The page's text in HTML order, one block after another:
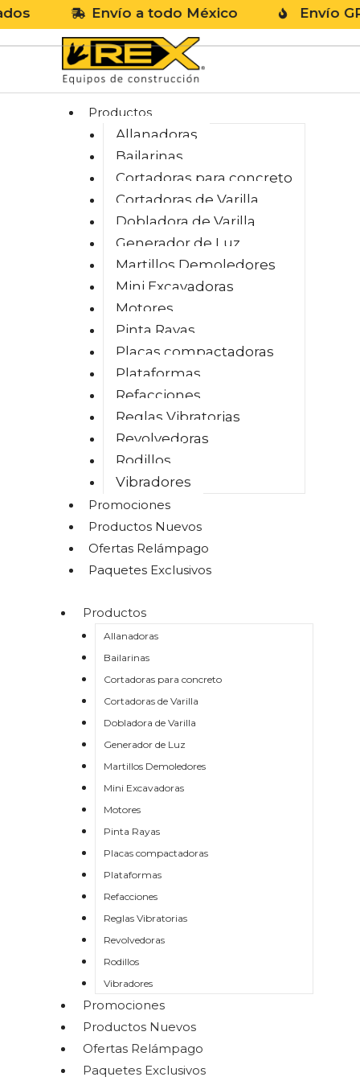
Envío a todo México Envío
Productos
Allanadoras
Bailarinas
Cortadoras para concreto
Cortadoras de Varilla
Dobladora de Varilla
Generador de Luz
Martillos Demoledores
Mini Excavadoras
Motores
Pinta Rayas
Placas compactadoras
Plataformas
Refacciones
Reglas Vibratorias
Revolvedoras
Rodillos
Vibradores
Promociones
Productos Nuevos
Ofertas Relámpago
Paquetes Exclusivos
Productos
Allanadoras
Bailarinas
Cortadoras para concreto
Cortadoras de Varilla
Dobladora de Varilla
Generador de Luz
Martillos Demoledores
Mini Excavadoras
Motores
Pinta Rayas
Placas compactadoras
Plataformas
Refacciones
Reglas Vibratorias
Revolvedoras
Rodillos
Vibradores
Promociones
Productos Nuevos
Ofertas Relámpago
Paquetes Exclusivos